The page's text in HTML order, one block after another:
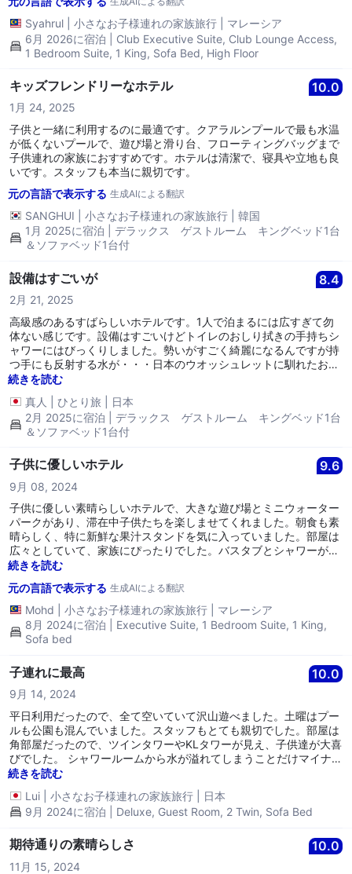
Syahrul 小さなお子様連れの家族旅行
マレーシア
6月 2026に宿泊 | Club Executive Suite, Club Lounge Access,
1 Bedroom Suite, 1 King, Sofa Bed, High Floor
キッズフレンドリーなホテル 10.0
1月 24, 2025
子供と一緒に利用するのに最適です。クアラルンプールで最も水温
が低くないプールで、遊び場と滑り台、フローティングバッグまで
子供連れの家族におすすめです。ホテルは清潔で、寝具や立地も良
いです。スタッフも本当に親切です。
元の言語で表示する 生成AIによる翻訳
SANGHUI 小さなお子様連れの家族旅行
韓国
1月 2025に宿泊 | デラックス ゲストルーム キングベッド1台
＆ソファベッド1台付
設備はすごいが 8.4
2月 21, 2025
高級感のあるすばらしいホテルです。1人で泊まるには広すぎて勿
体ない感じです。設備はすごいけどトイレのおしり拭きの手持ちシ
ャワーにはびっくりしました。勢いがすごく綺麗になるんですが持
つ手にも反射する水が・・・日本のウオッシュレットに馴れたお尻
にはチョットしんどい。なお、受付の女性たちの英語がもう少し共
通英語（という言葉があるのかしら）に近いと助かります。
続きを読む
真人
ひとり旅
日本
2月 2025に宿泊 | デラックス ゲストルーム キングベッド1台
＆ソファベッド1台付
子供に優しいホテル 9.6
9月 08, 2024
子供に優しい素晴らしいホテルで、大きな遊び場とミニウォーター
パークがあり、滞在中子供たちを楽しませてくれました。朝食も素
晴らしく、特に新鮮な果汁スタンドを気に入っていました。部屋は
広々としていて、家族にぴったりでした。バスタブとシャワーが
別々になっているのも良かったです。
続きを読む
元の言語で表示する 生成AIによる翻訳
Mohd 小さなお子様連れの家族旅行
マレーシア
8月 2024に宿泊 | Executive Suite, 1 Bedroom Suite, 1 King,
Sofa bed
子連れに最高 10.0
9月 14, 2024
平日利用だったので、全て空いていて沢山遊べました。土曜はプー
ルも公園も混んでいました。スタッフもとても親切でした。部屋は
角部屋だったので、ツインタワーやKLタワーが見え、子供達が大喜
びでした。 シャワールームから水が溢れてしまうことだけマイナス
でしたが、他は言う事なし！！子供達がまた絶対に来たいといって
いたので、こちらも嬉しかったです。
続きを読む
Lui
小さなお子様連れの家族旅行
日本
9月 2024に宿泊 | Deluxe, Guest Room, 2 Twin, Sofa Bed
期待通りの素晴らしさ 10.0
11月 15, 2024